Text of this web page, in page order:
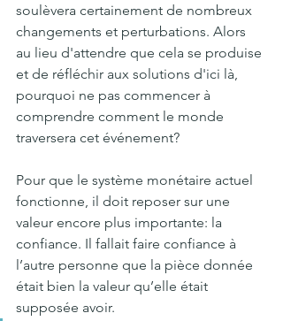
soulèvera certainement de nombreux
changements et perturbations. Alors
au lieu d'attendre que cela se produise
et de réfléchir aux solutions d'ici là,
pourquoi ne pas commencer à
comprendre comment le monde
traversera cet événement?
Pour que le système monétaire actuel
fonctionne, il doit reposer sur une
valeur encore plus importante: la
confiance. Il fallait faire confiance à
l’autre personne que la pièce donnée
était bien la valeur qu’elle était
supposée avoir.